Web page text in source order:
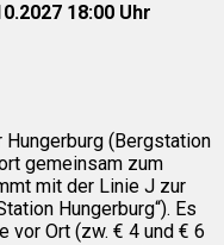
18:00 Uhr
(Bergstation
gemeinsam zum
mit der Linie J zur
Hungerburg“). Es
vor Ort (zw. € 4 und € 6